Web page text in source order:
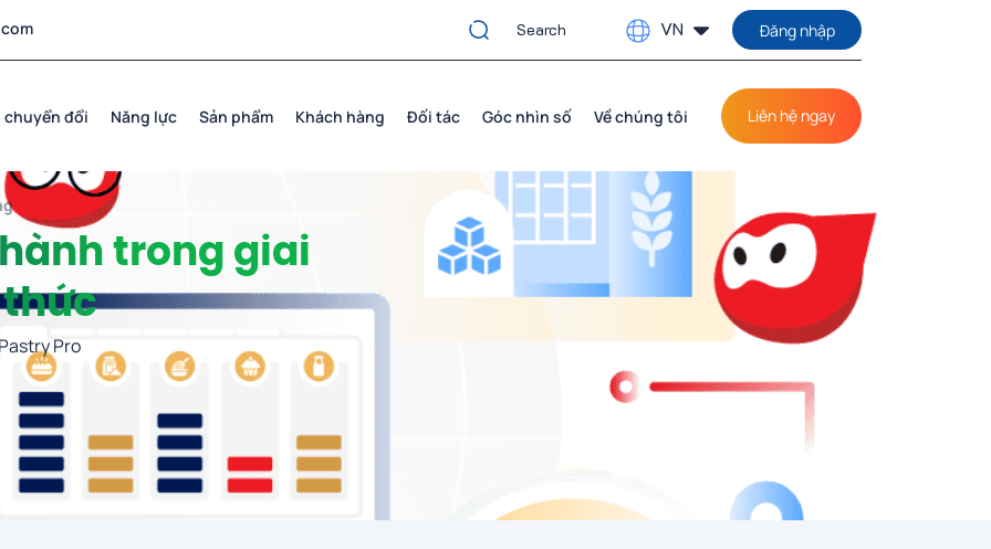
VN Đăng nhập
chuyển đổi Năng lực Sản phẩm Khách hàng Đối tác Góc nhìn số Về chúng tôi Liên hệ ngay
trong giai
Pro